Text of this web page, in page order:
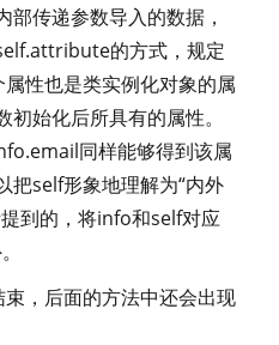
传递参数导入的数据，
的方式，规定
性也是类实例化对象的属
始化后所具有的属性。
同样能够得到该属
把self形象地理解为“内外
到的，将info和self对应
，后面的方法中还会出现